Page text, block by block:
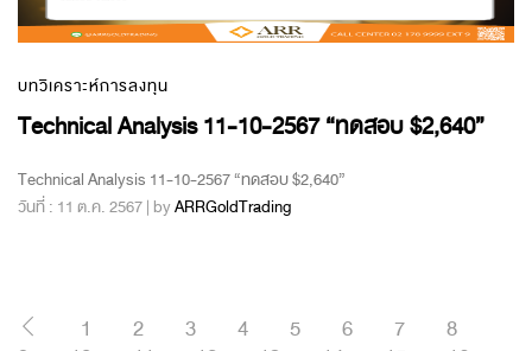
บทวิเคราะห์การลงทุน
Technical Analysis 11-10-2567 “ทดสอบ $2,640”
Technical Analysis 11-10-2567 “ทดสอบ $2,640”
วันที่ : 11 ต.ค. 2567 | byARRGoldTrading
1 2 3 4 5 6 7
8